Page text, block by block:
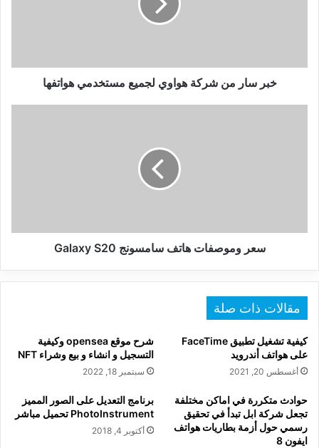
خبر سار من شركة هواوي لجميع مستخدمي هواتفها
سعر وموصفات هاتف سامسونج Galaxy S20
مقالات ذات صلة
كيفية تشغيل تطبيق FaceTime
على هواتف أندرويد
أغسطس 20, 2021
شرح موقع opensea وكيفية
التسجيل و انشاء و بيع وشراء NFT
سبتمبر 18, 2022
حوادث متكررة في اماكن مختلفة
تجعل شركة ابل تبدأ في تحقيق
رسمي حول أزمة بطاريات هواتف
ايفون 8
برنامج التعديل على الصور المميز
PhotoInstrument تحميل مباشر
أكتوبر 4, 2018